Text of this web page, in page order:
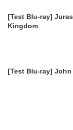
[Test Blu-ray]
Kingdom
[Test Blu-ray] John